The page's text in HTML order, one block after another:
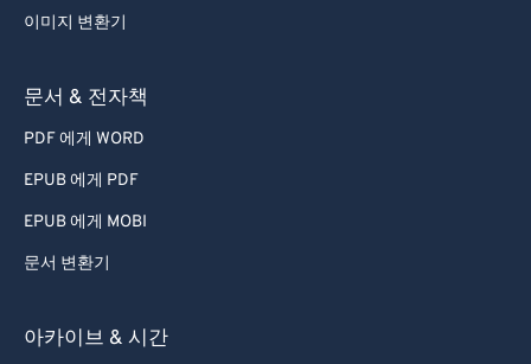
이미지 변환기
문서 & 전자책
PDF 에게 WORD
EPUB 에게 PDF
EPUB 에게 MOBI
문서 변환기
아카이브 & 시간